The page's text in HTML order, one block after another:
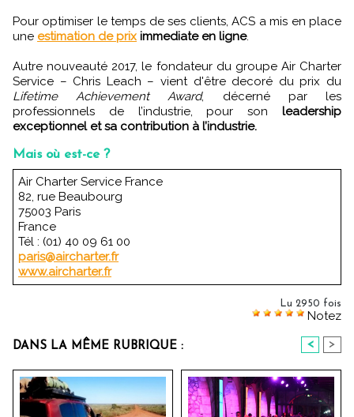
Pour optimiser le temps de ses clients, ACS a mis en place
une estimation de prix immediate en ligne.
Autre nouveauté 2017, le fondateur du groupe Air Charter
Service – Chris Leach – vient d'être decoré du prix du
Lifetime Achievement Award, décerné par les
professionnels de l’industrie, pour son leadership
exceptionnel et sa contribution à l’industrie.
Mais où est-ce ?
Air Charter Service France
82, rue Beaubourg
75003 Paris
France
Tél : (01) 40 09 61 00
paris@aircharter.fr
www.aircharter.fr
Lu 2950 fois
Notez
DANS LA MÊME RUBRIQUE : < >